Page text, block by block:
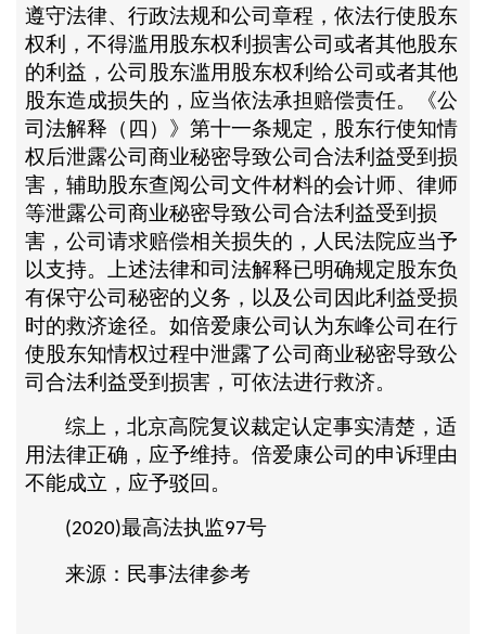
遵守法律、行政法规和公司章程，依法行使股东
权利，不得滥用股东权利损害公司或者其他股东
的利益，公司股东滥用股东权利给公司或者其他
股东造成损失的，应当依法承担赔偿责任。《公
司法解释（四）》第十一条规定，股东行使知情
权后泄露公司商业秘密导致公司合法利益受到损
害，辅助股东查阅公司文件材料的会计师、律师
等泄露公司商业秘密导致公司合法利益受到损
害，公司请求赔偿相关损失的，人民法院应当予
以支持。上述法律和司法解释已明确规定股东负
有保守公司秘密的义务，以及公司因此利益受损
时的救济途径。如倍爱康公司认为东峰公司在行
使股东知情权过程中泄露了公司商业秘密导致公
司合法利益受到损害，可依法进行救济。
综上，北京高院复议裁定认定事实清楚，适
用法律正确，应予维持。倍爱康公司的申诉理由
不能成立，应予驳回。
(2020)最高法执监97号
来源：民事法律参考